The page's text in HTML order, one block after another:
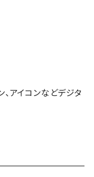
アイコンなどデジタ